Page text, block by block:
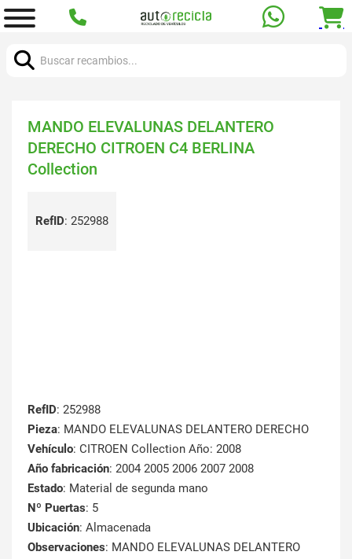
MANDO ELEVALUNAS DELANTERO
DERECHO CITROEN C4 BERLINA
Collection
RefID: 252988
RefID: 252988
Pieza: MANDO ELEVALUNAS DELANTERO DERECHO
Vehículo: CITROEN Collection Año: 2008
Año fabricación: 2004 2005 2006 2007 2008
Estado: Material de segunda mano
Nº Puertas: 5
Ubicación: Almacenada
Observaciones: MANDO ELEVALUNAS DELANTERO